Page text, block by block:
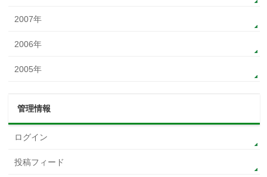
2007年
2006年
2005年
管理情報
ログイン
投稿フィード